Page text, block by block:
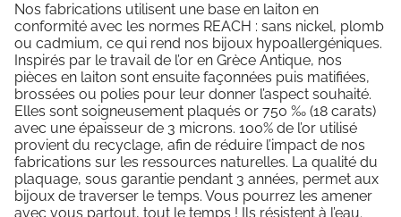
Nos fabrications utilisent une base en laiton en
conformité avec les normes REACH : sans nickel, plomb
ou cadmium, ce qui rend nos bijoux hypoallergéniques.
Inspirés par le travail de l’or en Grèce Antique, nos
pièces en laiton sont ensuite façonnées puis matifiées,
brossées ou polies pour leur donner l’aspect souhaité.
Elles sont soigneusement plaqués or 750 ‰ (18 carats)
avec une épaisseur de 3 microns. 100% de l’or utilisé
provient du recyclage, afin de réduire l’impact de nos
fabrications sur les ressources naturelles. La qualité du
plaquage, sous garantie pendant 3 années, permet aux
bijoux de traverser le temps. Vous pourrez les amener
avec vous partout, tout le temps ! Ils résistent à l’eau.